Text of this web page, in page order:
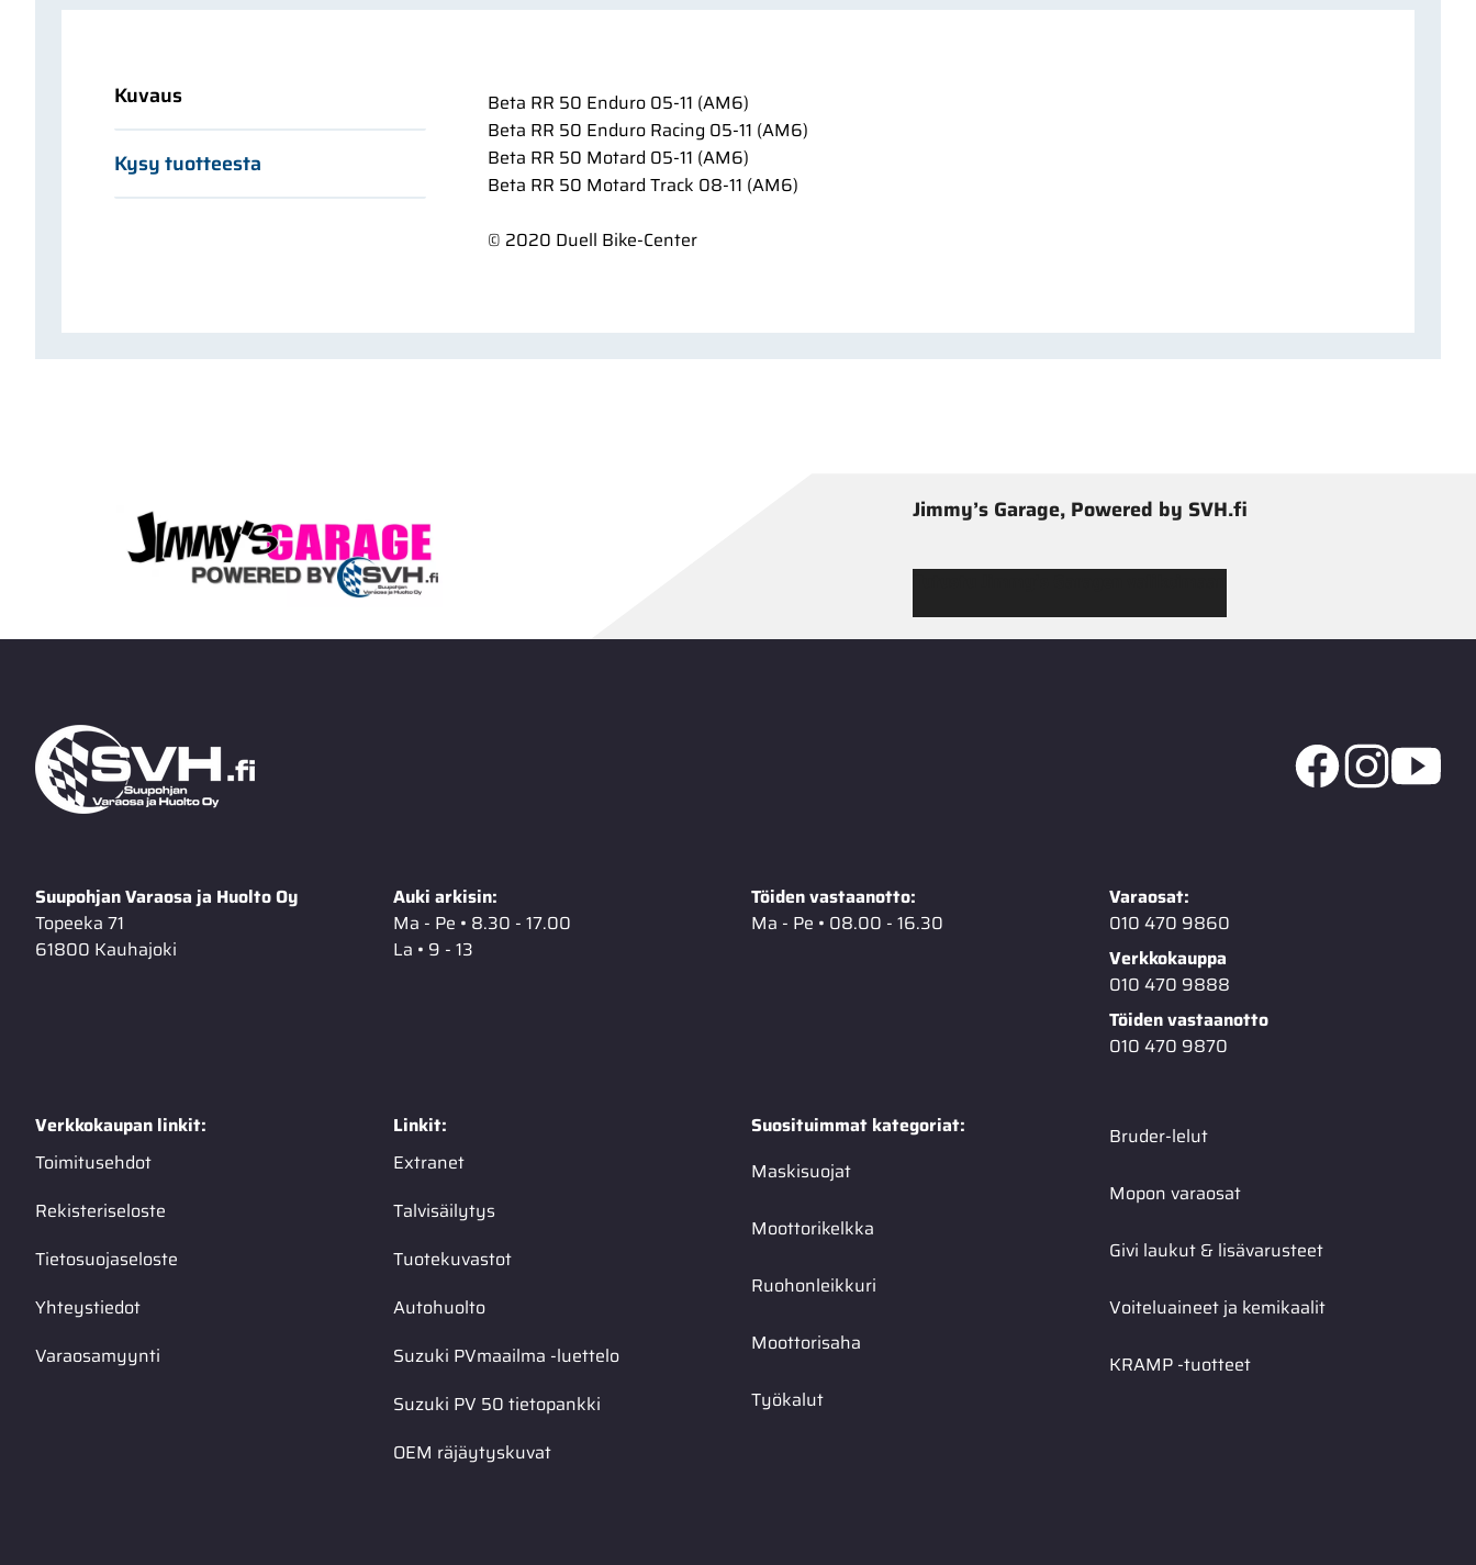
Kuvaus
Kysy tuotteesta
Beta RR 50 Enduro 05-11 (AM6)
Beta RR 50 Enduro Racing 05-11 (AM6)
Beta RR 50 Motard 05-11 (AM6)
Beta RR 50 Motard Track 08-11 (AM6)
© 2020 Duell Bike-Center
Jimmy’s Garage, Powered by SVH.fi
Suupohjan Varaosa ja Huolto Oy
Topeeka 71
61800 Kauhajoki
Auki arkisin:
Ma - Pe • 8.30 - 17.00
La • 9 - 13
Töiden vastaanotto:
Ma - Pe • 08.00 - 16.30
Varaosat:
010 470 9860
Verkkokauppa
010 470 9888
Töiden vastaanotto
010 470 9870
Verkkokaupan linkit:
Toimitusehdot
Rekisteriseloste
Tietosuojaseloste
Yhteystiedot
Varaosamyynti
Linkit:
Extranet
Talvisäilytys
Tuotekuvastot
Autohuolto
Suzuki PVmaailma -luettelo
Suzuki PV 50 tietopankki
OEM räjäytyskuvat
Suosituimmat kategoriat:
Maskisuojat
Moottorikelkka
Ruohonleikkuri
Moottorisaha
Työkalut
Bruder-lelut
Mopon varaosat
Givi laukut & lisävarusteet
Voiteluaineet ja kemikaalit
KRAMP -tuotteet